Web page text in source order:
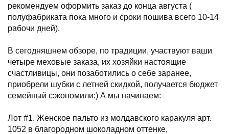
рекомендуем оформить заказ до конца августа (
полуфабриката пока много и сроки пошива всего 10-14
рабочи дней).
В сегодняшнем обзоре, по традиции, участвуют ваши
четыре меховые заказа, их хозяйки настоящие
счастливицы, они позаботились о себе заранее,
приобрели шубки с летней скидкой, получается бюджет
семейный сэкономили:) А мы начинаем:
Лот #1. Женское пальто из молдавского каракуля арт.
1052 в благородном шоколадном оттенке,